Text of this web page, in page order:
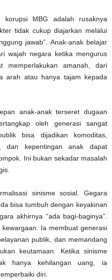
MBG adalah rusaknya
tidak cukup diajarkan melalui
jawab”. Anak-anak belajar
wajah negara ketika mengurus
memperlakukan amanah, dari
arah atau hanya tajam kepada
anak-anak terseret dugaan
oleh generasi sangat
bisa dijadikan komoditas,
dan kepentingan anak dapat
Ini bukan sekadar masalah
sinisme sosial. Gegara
bisa tumbuh dengan keyakinan
akhirnya “ada bagi-baginya”.
Ia membuat generasi
publik, dan memandang
keutamaan. Ketika sinisme
hanya kehilangan uang, ia
diri.